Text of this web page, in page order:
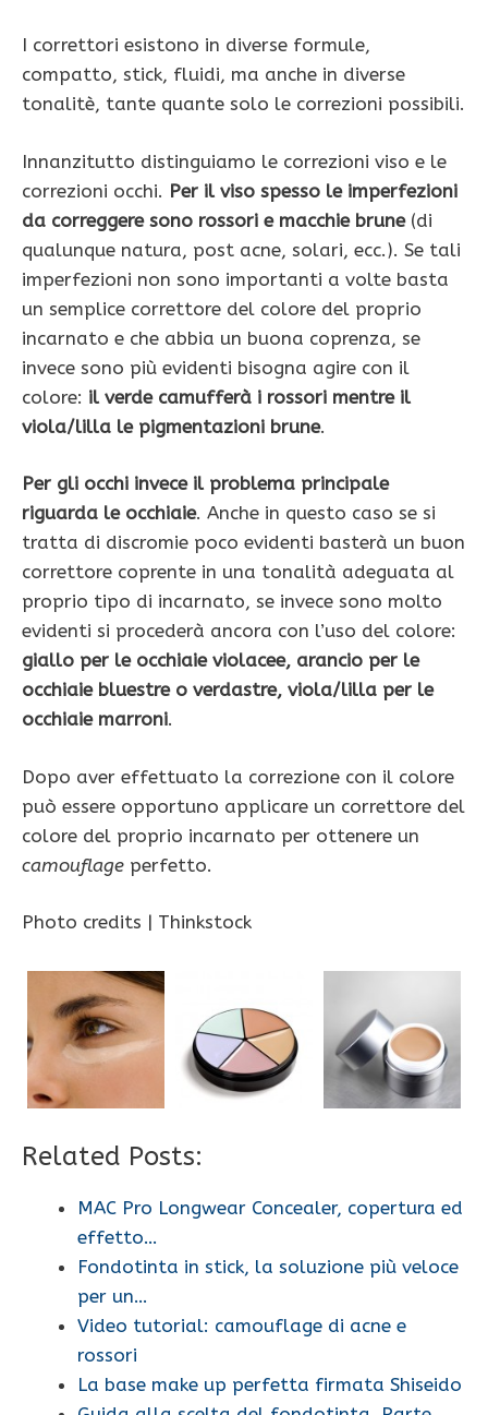
I correttori esistono in diverse formule,
compatto, stick, fluidi, ma anche in diverse
tonalitè, tante quante solo le correzioni possibili.
Innanzitutto distinguiamo le correzioni viso e le
correzioni occhi. Per il viso spesso le imperfezioni
da correggere sono rossori e macchie brune(di
qualunque natura, post acne, solari, ecc.). Se tali
imperfezioni non sono importanti a volte basta
un semplice correttore del colore del proprio
incarnato e che abbia un buona coprenza, se
invece sono più evidenti bisogna agire con il
colore: il verde camufferà i rossori mentre il
viola/lilla le pigmentazioni brune.
Per gli occhi invece il problema principale
riguarda le occhiaie. Anche in questo caso se si
tratta di discromie poco evidenti basterà un buon
correttore coprente in una tonalità adeguata al
proprio tipo di incarnato, se invece sono molto
evidenti si procederà ancora con l’uso del colore:
giallo per le occhiaie violacee, arancio per le
occhiaie bluestre o verdastre, viola/lilla per le
occhiaie marroni.
Dopo aver effettuato la correzione con il colore
può essere opportuno applicare un correttore del
colore del proprio incarnato per ottenere un
camouflage perfetto.
Photo credits | Thinkstock
Related Posts:
MAC Pro Longwear Concealer, copertura ed
effetto…
Fondotinta in stick, la soluzione più veloce
per un…
Video tutorial: camouflage di acne e
rossori
La base make up perfetta firmata Shiseido